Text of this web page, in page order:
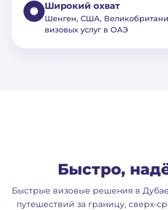
Широкий охват
Шенген, США,
визовых услуг в ОАЭ
Быстро,
Быстрые визовые решения в
путешествий за границу, сверх-